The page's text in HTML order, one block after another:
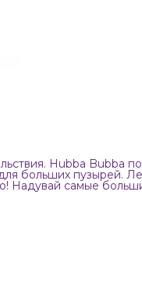
Hubba Bubba
больших пузырей.
Надувай самые